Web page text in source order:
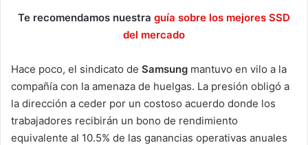
Te recomendamos nuestra guía sobre los mejores SSD
del mercado
Hace poco, el sindicato de Samsung mantuvo en vilo a la
compañía con la amenaza de huelgas. La presión obligó a
la dirección a ceder por un costoso acuerdo donde los
trabajadores recibirán un bono de rendimiento
equivalente al 10.5% de las ganancias operativas anuales